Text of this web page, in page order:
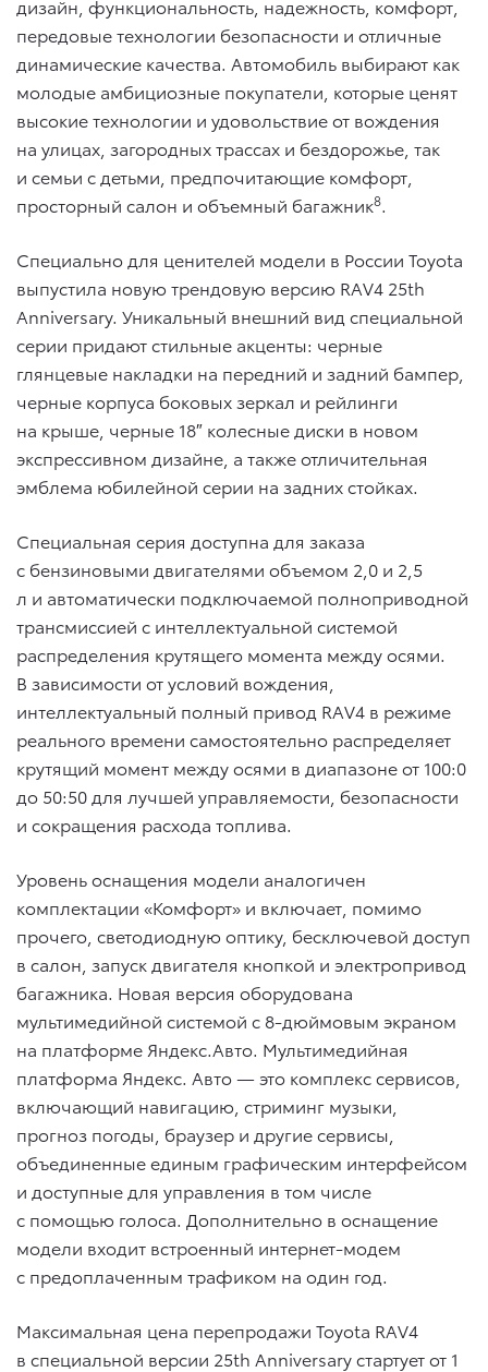
дизайн, функциональность, надежность, комфорт,
передовые технологии безопасности и отличные
динамические качества. Автомобиль выбирают как
молодые амбициозные покупатели, которые ценят
высокие технологии и удовольствие от вождения
на улицах, загородных трассах и бездорожье, так
и семьи с детьми, предпочитающие комфорт,
просторный салон и объемный багажник8.
Специально для ценителей модели в России Toyota
выпустила новую трендовую версию RAV4 25th
Anniversary. Уникальный внешний вид специальной
серии придают стильные акценты: черные
глянцевые накладки на передний и задний бампер,
черные корпуса боковых зеркал и рейлинги
на крыше, черные 18″ колесные диски в новом
экспрессивном дизайне, а также отличительная
эмблема юбилейной серии на задних стойках.
Специальная серия доступна для заказа
с бензиновыми двигателями объемом 2,0 и 2,5
л и автоматически подключаемой полноприводной
трансмиссией с интеллектуальной системой
распределения крутящего момента между осями.
В зависимости от условий вождения,
интеллектуальный полный привод RAV4 в режиме
реального времени самостоятельно распределяет
крутящий момент между осями в диапазоне от 100:0
до 50:50 для лучшей управляемости, безопасности
и сокращения расхода топлива.
Уровень оснащения модели аналогичен
комплектации «Комфорт» и включает, помимо
прочего, светодиодную оптику, бесключевой доступ
в салон, запуск двигателя кнопкой и электропривод
багажника. Новая версия оборудована
мультимедийной системой с 8-дюймовым экраном
на платформе Яндекс.Авто. Мультимедийная
платформа Яндекс. Авто — это комплекс сервисов,
включающий навигацию, стриминг музыки,
прогноз погоды, браузер и другие сервисы,
объединенные единым графическим интерфейсом
и доступные для управления в том числе
с помощью голоса. Дополнительно в оснащение
модели входит встроенный интернет-модем
с предоплаченным трафиком на один год.
Максимальная цена перепродажи Toyota RAV4
в специальной версии 25th Anniversary стартует от 1